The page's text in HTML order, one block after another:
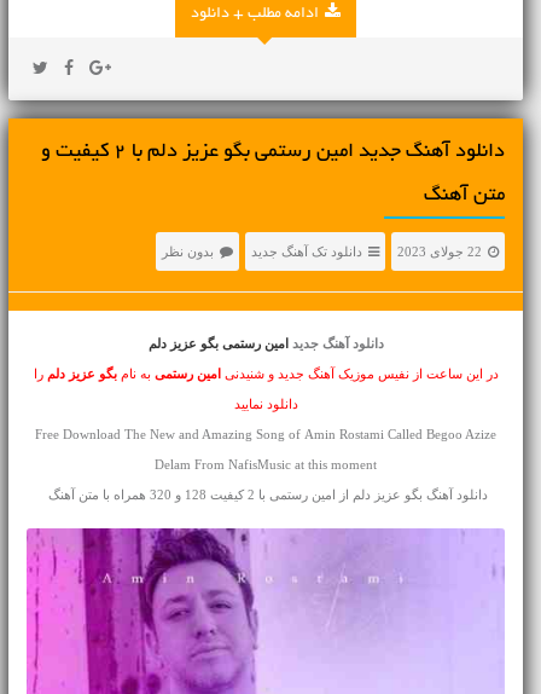
ادامه مطلب + دانلود
دانلود آهنگ جديد امین رستمی بگو عزیز دلم با 2 کیفیت و
متن آهنگ
22 جولای 2023 دانلود تک آهنگ جدید بدون نظر
دانلود آهنگ جدید امین رستمی بگو عزیز دلم
در این ساعت از نفیس موزیک آهنگ جدید و شنیدنیامین رستمی به نامبگو عزیز دلم را
دانلود نمایید
Free Download The New and Amazing Song of Amin Rostami Called Begoo Azize
Delam From NafisMusic at this moment
دانلود آهنگ بگو عزیز دلم از امین رستمی با 2 کیفیت 128 و 320 همراه با متن آهنگ